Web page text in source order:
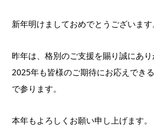
新年明けましておめでとうございます
昨年は、格別のご支援を賜り誠にあり
2025年も皆様のご期待にお応えでき
で参ります。
本年もよろしくお願い申し上げます。